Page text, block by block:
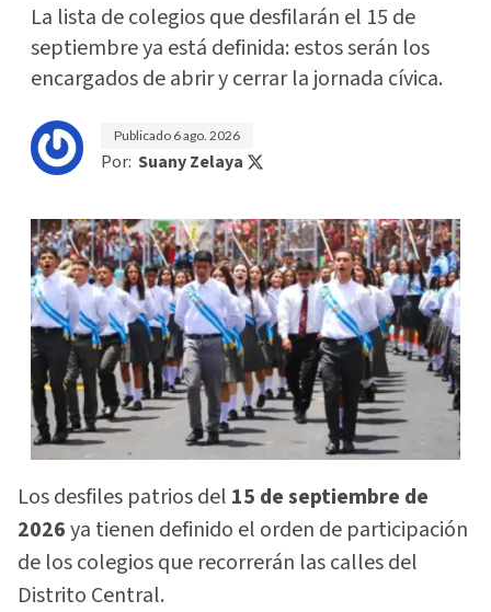
La lista de colegios que desfilarán el 15 de
septiembre ya está definida: estos serán los
encargados de abrir y cerrar la jornada cívica.
Publicado 6 ago. 2026
Por: Suany Zelaya
Los desfiles patrios del 15 de septiembre de
2026ya tienen definido el orden de participación
de los colegios que recorrerán las calles del
Distrito Central.